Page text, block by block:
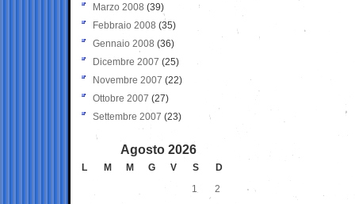
Marzo 2008 (39)
Febbraio 2008 (35)
Gennaio 2008 (36)
Dicembre 2007 (25)
Novembre 2007 (22)
Ottobre 2007 (27)
Settembre 2007 (23)
Agosto 2026
L M M G V S
D
1
2